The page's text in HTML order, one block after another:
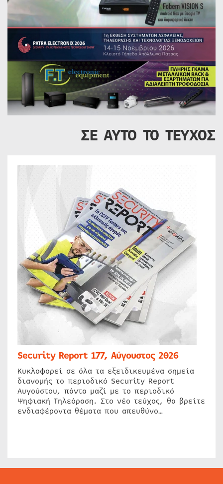
ΣΕ ΑΥΤΟ ΤΟ ΤΕΥΧΟΣ
Security Report 177, Αύγουστος 2026
Κυκλοφορεί σε όλα τα εξειδικευμένα σημεία
διανομής το περιοδικό Security Report
Αυγούστου, πάντα μαζί με το περιοδικό
Ψηφιακή Τηλεόραση. Στο νέο τεύχος, θα βρείτε
ενδιαφέροντα θέματα που απευθύνο…